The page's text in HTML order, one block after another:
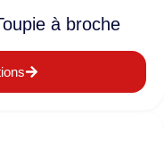
à broche